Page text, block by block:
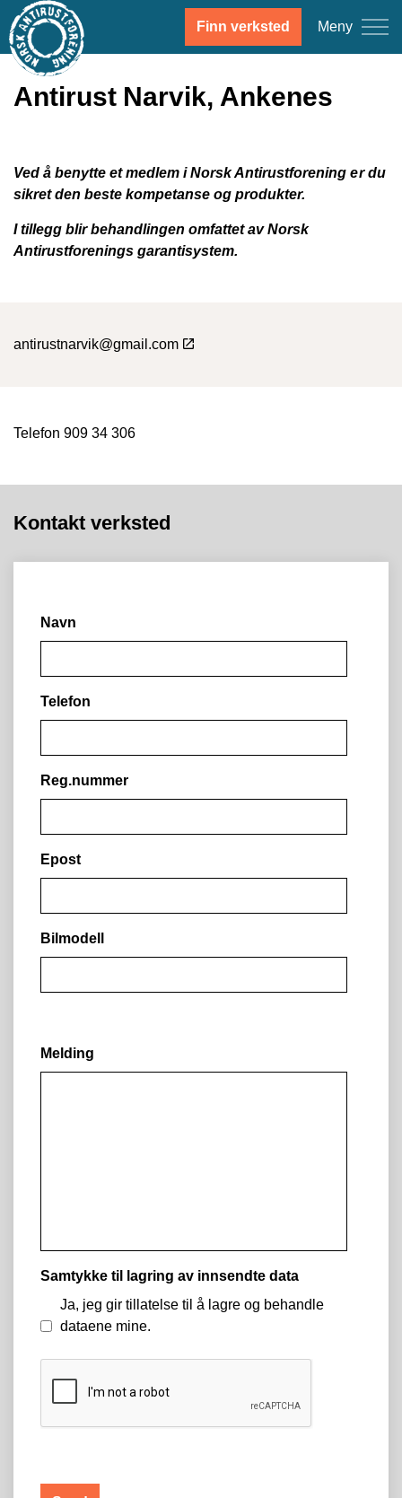
Finn verksted Meny
Antirust Narvik, Ankenes
Ved å benytte et medlem i Norsk Antirustforening er du
sikret den beste kompetanse og produkter.
I tillegg blir behandlingen omfattet av Norsk
Antirustforenings garantisystem.
antirustnarvik@gmail.com
Telefon 909 34 306
Kontakt verksted
Navn
Telefon
Reg.nummer
Epost
Bilmodell
Melding
Samtykke til lagring av innsendte data
Ja, jeg gir tillatelse til å lagre og behandle
dataene mine.